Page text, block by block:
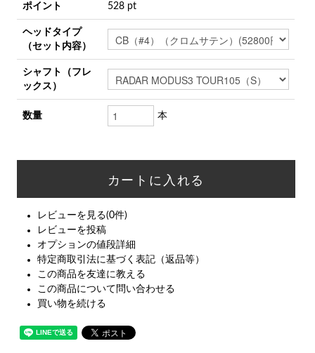
ポイント 528 pt
ヘッドタイプ
（セット内容）
シャフト（フレ
ックス）
数量 本
レビューを見る(0件)
レビューを投稿
オプションの値段詳細
特定商取引法に基づく表記（返品等）
この商品を友達に教える
この商品について問い合わせる
買い物を続ける